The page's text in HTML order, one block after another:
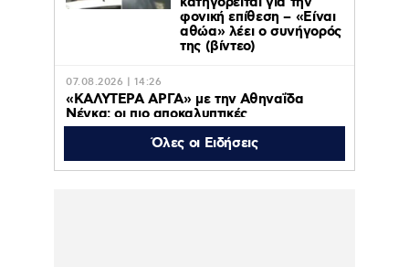
φονική επίθεση – «Είναι
αθώα» λέει ο συνήγορός
της (βίντεο)
07.08.2026 | 14:26
«ΚΑΛΥΤΕΡΑ ΑΡΓΑ» με την Αθηναΐδα
Νέγκα: οι πιο αποκαλυπτικές
μεταμεσονύχτιες συνεντεύξεις
επιστρέφουν στο ACTION 24
Όλες οι Ειδήσεις